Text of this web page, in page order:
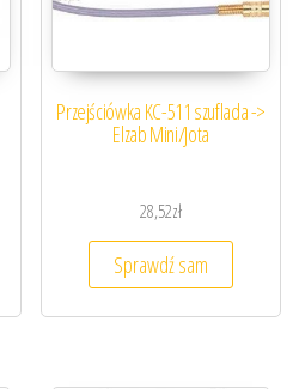
Przejściówka KC-511 szuflada ->
Elzab Mini/Jota
28,52zł
Sprawdź sam